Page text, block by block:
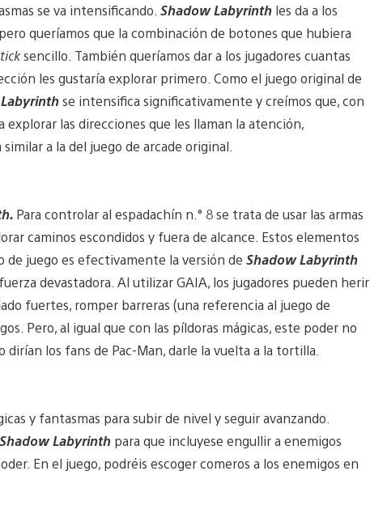
se va intensificando. Shadow Labyrinth les da a los
queríamos que la combinación de botones que hubiera
sencillo. También queríamos dar a los jugadores cuantas
les gustaría explorar primero. Como el juego original de
se intensifica significativamente y creímos que, con
las direcciones que les llaman la atención,
a la del juego de arcade original.
Para controlar al espadachín n.° 8 se trata de usar las armas
caminos escondidos y fuera de alcance. Estos elementos
de juego es efectivamente la versión de Shadow Labyrinth
devastadora. Al utilizar GAIA, los jugadores pueden herir
fuertes, romper barreras (una referencia al juego de
Pero, al igual que con las píldoras mágicas, este poder no
los fans de Pac-Man, darle la vuelta a la tortilla.
y fantasmas para subir de nivel y seguir avanzando.
Shadow Labyrinth para que incluyese engullir a enemigos
En el juego, podréis escoger comeros a los enemigos en